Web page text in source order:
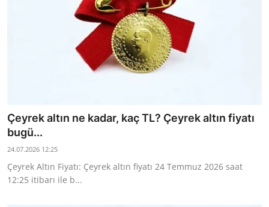
Çeyrek altın ne kadar, kaç TL? Çeyrek altın fiyatı
bugü...
24.07.2026 12:25
Çeyrek Altın Fiyatı: Çeyrek altın fiyatı 24 Temmuz 2026 saat
12:25 itibarı ile b...